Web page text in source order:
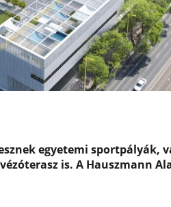
egyetemi sportpályák,
is. A Hauszmann